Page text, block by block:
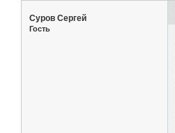
Суров Сергей
Гость